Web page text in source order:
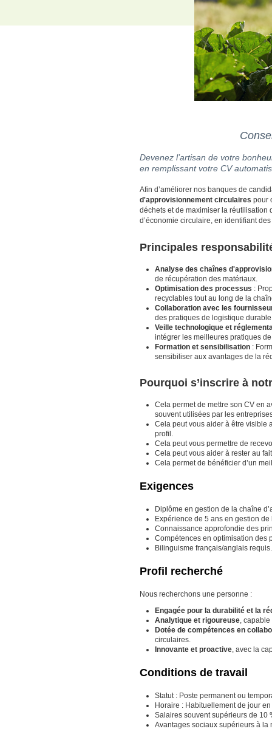
Devenez l’artisan de votre
en remplissant votre CV
Afin d’améliorer nos banques de
d'approvisionnement circulaires pour
déchets et de maximiser la
d’économie circulaire, en identifiant
Principales
Analyse des chaînes
de récupération des matériaux.
Optimisation des processus :
recyclables tout au long de la
Collaboration avec les
des pratiques de logistique
Veille technologique et
intégrer les meilleures pratiques
Formation et sensibilisation :
sensibiliser aux avantages de la
Pourquoi s’inscrire à
Cela permet de mettre son CV en
souvent utilisées par les
Cela peut vous aider à être visible
profil.
Cela peut vous permettre de
Cela peut vous aider à rester au
Cela permet de bénéficier d’un
Exigences
Diplôme en gestion de la chaîne
Expérience de 5 ans en gestion
Connaissance approfondie des
Compétences en optimisation des
Bilinguisme français/anglais requis.
Profil recherché
Nous recherchons une personne :
Engagée pour la durabilité et la
Analytique et rigoureuse,
Dotée de compétences en
circulaires.
Innovante et proactive, avec la
Conditions de travail
Statut : Poste permanent ou
Horaire : Habituellement de jour
Salaires souvent supérieurs de 10
Avantages sociaux supérieurs à la